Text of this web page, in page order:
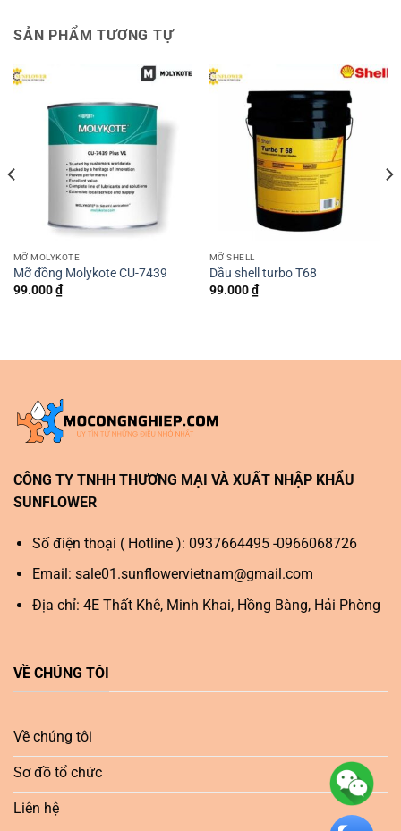
SẢN PHẨM TƯƠNG TỰ
MỠ MOLYKOTE
Mỡ đồng Molykote CU-7439
99.000₫
MỠ SHELL
Dầu shell turbo T68
99.000₫
CÔNG TY TNHH THƯƠNG MẠI VÀ XUẤT NHẬP KHẨU
SUNFLOWER
Số điện thoại ( Hotline ): 0937664495 -0966068726
Email: sale01.sunflowervietnam@gmail.com
Địa chỉ: 4E Thất Khê, Minh Khai, Hồng Bàng, Hải Phòng
VỀ CHÚNG TÔI
Về chúng tôi
Sơ đồ tổ chức
Liên hệ